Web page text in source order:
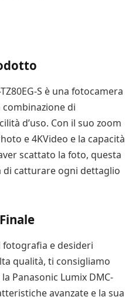
S è una fotocamera
di
d’uso. Con il suo zoom
e 4KVideo e la capacità
scattato la foto, questa
catturare ogni dettaglio
fotografia e desideri
qualità, ti consigliamo
Panasonic Lumix DMC-
avanzate e la sua